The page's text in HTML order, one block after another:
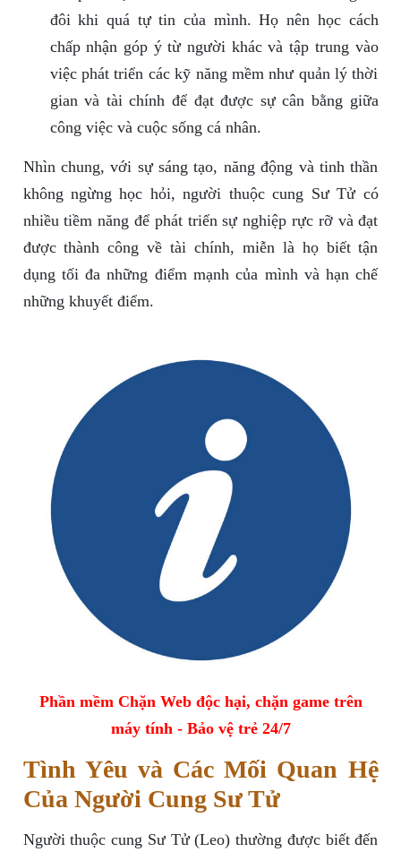
đôi khi quá tự tin của mình. Họ nên học cách
chấp nhận góp ý từ người khác và tập trung vào
việc phát triển các kỹ năng mềm như quản lý thời
gian và tài chính để đạt được sự cân bằng giữa
công việc và cuộc sống cá nhân.
Nhìn chung, với sự sáng tạo, năng động và tinh thần
không ngừng học hỏi, người thuộc cung Sư Tử có
nhiều tiềm năng để phát triển sự nghiệp rực rỡ và đạt
được thành công về tài chính, miễn là họ biết tận
dụng tối đa những điểm mạnh của mình và hạn chế
những khuyết điểm.
Phần mềm Chặn Web độc hại, chặn game trên
máy tính - Bảo vệ trẻ 24/7
Tình Yêu và Các Mối Quan Hệ
Của Người Cung Sư Tử
Người thuộc cung Sư Tử (Leo) thường được biết đến